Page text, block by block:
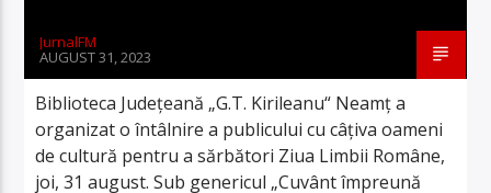
JurnalFM
AUGUST 31, 2023
Biblioteca Județeană „G.T. Kirileanu“ Neamț a
organizat o întâlnire a publicului cu câțiva oameni
de cultură pentru a sărbători Ziua Limbii Române,
joi, 31 august. Sub genericul „Cuvânt împreună